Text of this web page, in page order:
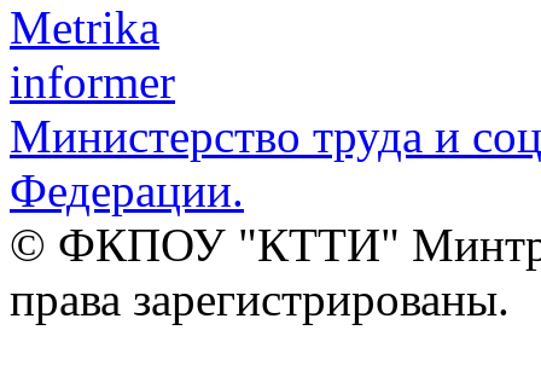
Министерство труда и
Федерации.
© ФКПОУ "КТТИ"
права зарегистрированы.